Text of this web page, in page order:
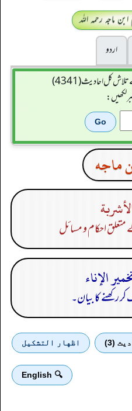
ماجہ رحمہ اللہ
اردو
کل احادیث (4341)
لکھیں:
ماجه
احکام و مسائل
رکھنے کا بیان۔
(3) اظهار التشكيل
🔍 English